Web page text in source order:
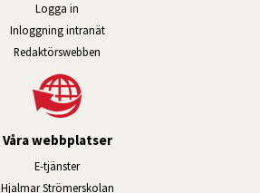
Logga in
Inloggning intranätÖppnas i nytt fönster.
Redaktörswebben
Våra webbplatser
E-tjänsterLänk till annan webbplats, öppnas i
Hjalmar StrömerskolanLänk till annan webbplats,